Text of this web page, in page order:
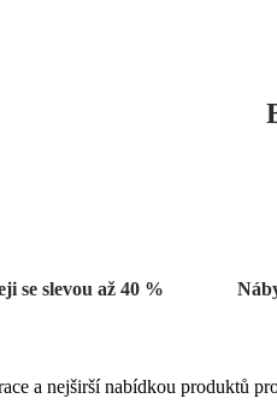
se slevou až 40 %
a nejširší nabídkou produktů